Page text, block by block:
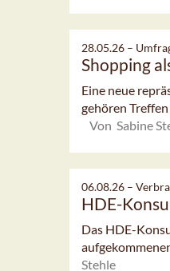
28.05.26 –
Shopping
Eine neue
gehören
Von Sabine
06.08.26 –
HDE-
Das HDE-
Stehle